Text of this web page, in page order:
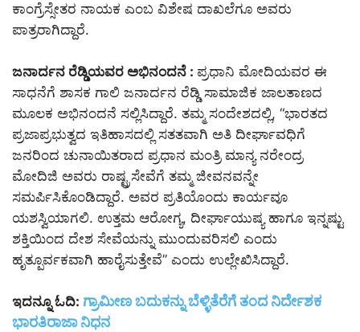
ಕಾಂಗ್ರೆಸ್ಸೇತರ ನಾಯಕ ಎಂಬ ವಿಶೇಷ ದಾಖಲೆಗೂ ಅವರು
ಪಾತ್ರರಾಗಿದ್ದಾರೆ.
ಜನಾರ್ದನ ರೆಡ್ಡಿಯವರ ಅಭಿನಂದನೆ : ಪ್ರಧಾನಿ ಮೋದಿಯವರ ಈ
ಸಾಧನೆಗೆ ಶಾಸಕ ಗಾಲಿ ಜನಾರ್ದನ ರೆಡ್ಡಿ ಸಾಮಾಜಿಕ ಜಾಲತಾಣದ
ಮೂಲಕ ಅಭಿನಂದನೆ ಸಲ್ಲಿಸಿದ್ದಾರೆ. ತಮ್ಮ ಸಂದೇಶದಲ್ಲಿ, “ಭಾರತದ
ಪ್ರಜಾಪ್ರಭುತ್ವದ ಇತಿಹಾಸದಲ್ಲಿ ಸತತವಾಗಿ ಅತಿ ದೀರ್ಘಾವಧಿಗೆ
ಜನರಿಂದ ಚುನಾಯಿತರಾದ ಪ್ರಧಾನ ಮಂತ್ರಿ ಮಾನ್ಯ ನರೇಂದ್ರ
ಮೋದಿಜಿ ಅವರು ರಾಷ್ಟ್ರಸೇವೆಗೆ ತಮ್ಮ ಜೀವನವನ್ನೇ
ಸಮರ್ಪಿಸಿಕೊಂಡಿದ್ದಾರೆ. ಅವರ ಪ್ರತಿಯೊಂದು ಕಾರ್ಯವೂ
ಯಶಸ್ವಿಯಾಗಲಿ. ಉತ್ತಮ ಆರೋಗ್ಯ, ದೀರ್ಘಾಯುಷ್ಯ ಹಾಗೂ ಇನ್ನಷ್ಟು
ಶಕ್ತಿಯಿಂದ ದೇಶ ಸೇವೆಯನ್ನು ಮುಂದುವರಿಸಲಿ ಎಂದು
ಹೃತ್ಪೂರ್ವಕವಾಗಿ ಹಾರೈಸುತ್ತೇವೆ” ಎಂದು ಉಲ್ಲೇಖಿಸಿದ್ದಾರೆ.
ಇದನ್ನೂ ಓದಿ: ಗ್ರಾಮೀಣ ಬದುಕನ್ನು ಬೆಳ್ಳಿತೆರೆಗೆ ತಂದ ನಿರ್ದೇಶಕ
ಭಾರತಿರಾಜಾ ನಿಧನ